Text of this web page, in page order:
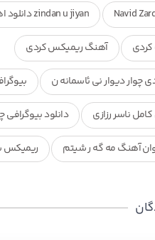
Navid zindan u jiyan دانلود اهنگ
آهنگ ریمیکس کردی
چوار دیوار نی ئاسمانه ن
ناسر رزازی دانلود
آهنگ مه گه ر شیتم ریمیکس